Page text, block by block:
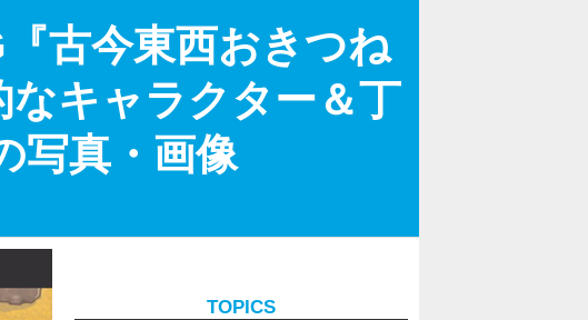
古今東西おきつね
キャラクター＆丁
写真・画像
TOPICS